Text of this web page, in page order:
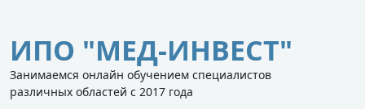
ИПО "МЕД-ИНВЕСТ"
Занимаемся онлайн обучением специалистов
различных областей с 2017 года